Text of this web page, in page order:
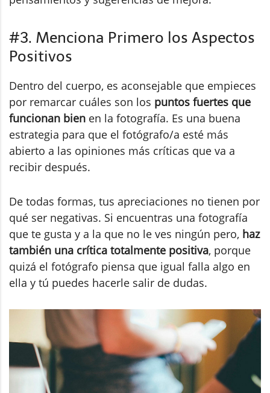
#3. Menciona Primero los Aspectos
Positivos
Dentro del cuerpo, es aconsejable que empieces
por remarcar cuáles son los puntos fuertes que
funcionan bien en la fotografía. Es una buena
estrategia para que el fotógrafo/a esté más
abierto a las opiniones más críticas que va a
recibir después.
De todas formas, tus apreciaciones no tienen por
qué ser negativas. Si encuentras una fotografía
que te gusta y a la que no le ves ningún pero, haz
también una crítica totalmente positiva, porque
quizá el fotógrafo piensa que igual falla algo en
ella y tú puedes hacerle salir de dudas.